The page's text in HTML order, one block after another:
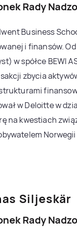
Rady
Business
i finansów.
w spółce BEWI
zbycia
w Deloitte w
na kwestiach
Siljeskär
Rady